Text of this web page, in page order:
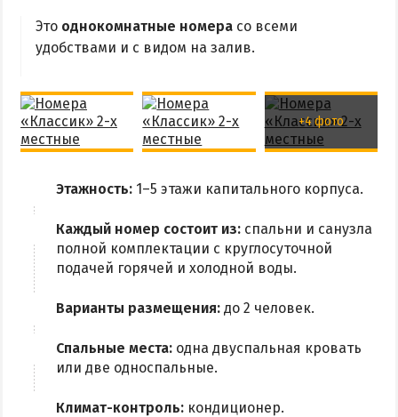
ЭКСКУРСИИ И МАРШРУТЫ
Приазовский природный парк
ПРОЕЗД
Маршрутки
РЕКОМЕНДАЦИИ ПО ВЫБОРУ ЖИЛЬЯ
Отдых в мае и на майские
Отдых в сентябре
Отдых зимой и в межсезонье
Это однокомнатные номера со всеми
удобствами и с видом на залив.
+4 фото
Этажность: 1–5 этажи капитального корпуса.
Каждый номер состоит из: спальни и санузла
полной комплектации с круглосуточной
подачей горячей и холодной воды.
Варианты размещения: до 2 человек.
Спальные места: одна двуспальная кровать
или две односпальные.
Климат-контроль: кондиционер.